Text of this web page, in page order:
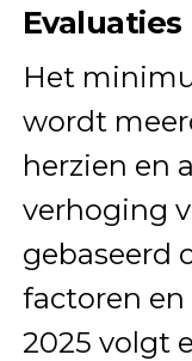
Evaluaties
Het
wordt
herzien en
verhoging
gebaseerd
factoren en
2025 volgt